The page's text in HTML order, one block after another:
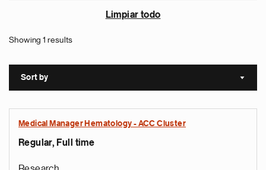
Limpiar todo
Showing 1 results
Sort by Sort
Medical Manager Hematology - ACC Cluster
Regular, Full time